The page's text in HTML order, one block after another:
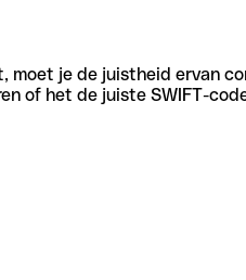
je de juistheid ervan
of het de juiste SWIFT-